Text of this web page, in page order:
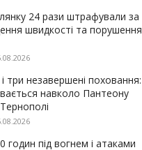
24 рази штрафували за
швидкості та порушення
і три незавершені поховання:
навколо Пантеону
під вогнем і атаками